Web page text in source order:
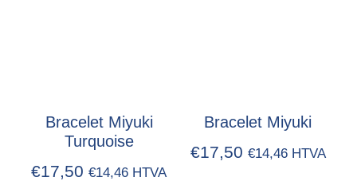
Bracelet Miyuki
Turquoise
€17,50 €14,46 HTVA
Bracelet Miyuki
€17,50 €14,46HTVA